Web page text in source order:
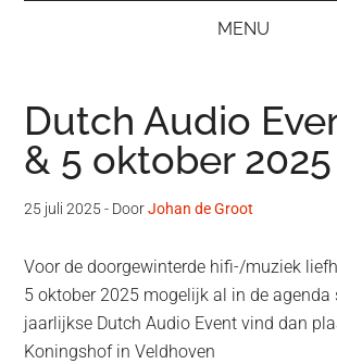
MENU
Dutch Audio
& 5 oktober 2025
25 juli 2025 - DoorJohan de Groot
Voor de doorgewinterde hifi-/muziek
5 oktober 2025 mogelijk al in de agenda
jaarlijkse Dutch Audio Event vind dan
Koningshof in Veldhoven